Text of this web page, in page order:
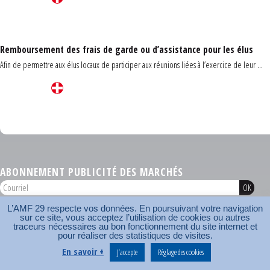
Remboursement des frais de garde ou d’assistance pour les élus
Afin de permettre aux élus locaux de participer aux réunions liées à l’exercice de leur ...
ABONNEMENT PUBLICITÉ DES MARCHÉS
AMF 29 © 2026
Plan du site Nos coordonnées Mentions légales
Contact
Carrefour des communes
AMF
L’AMF 29 respecte vos données. En poursuivant votre navigation
sur ce site, vous acceptez l’utilisation de cookies ou autres
traceurs nécessaires au bon fonctionnement du site internet et
pour réaliser des statistiques de visites.
En savoir + J’accepte Réglage des cookies